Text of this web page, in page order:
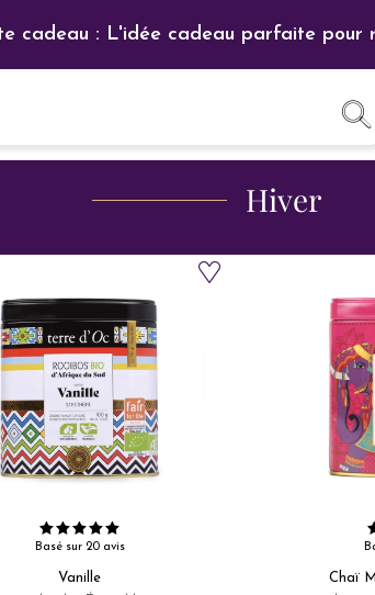
cadeau : L'idée cadeau parfaite pour
Hiver
Basé sur 20 avis
Vanille
Chaï